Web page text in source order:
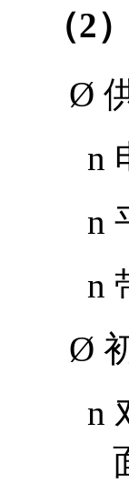
（2
Ø
n
n
n
Ø
n